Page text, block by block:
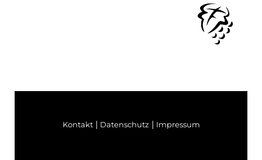
Kontakt| Datenschutz | Impressum